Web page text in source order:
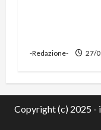
-Redazione- 27/
Copyright (c) 2025 -